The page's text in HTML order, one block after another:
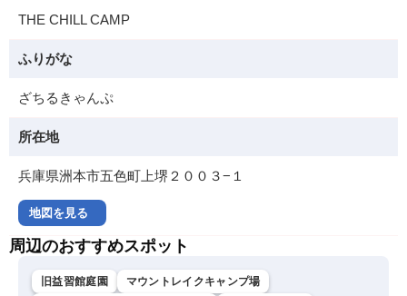
THE CHILL CAMP
ふりがな
ざちるきゃんぷ
所在地
兵庫県洲本市五色町上堺２００３−１
地図を見る
周辺のおすすめスポット
旧益習館庭園
マウントレイクキャンプ場